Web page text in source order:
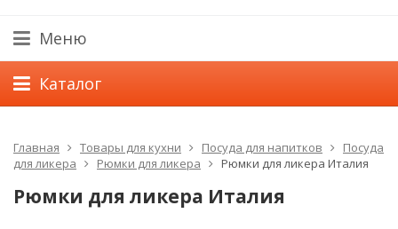
Меню
Каталог
Главная Товары для кухни Посуда для напитков
Посуда
для ликера
Рюмки для ликера Рюмки для ликера Италия
Рюмки для ликера Италия